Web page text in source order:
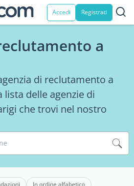
Accedi Registrati
a
di reclutamento a
lista delle agenzie di
che trovi nel nostro
In ordine alfabetico